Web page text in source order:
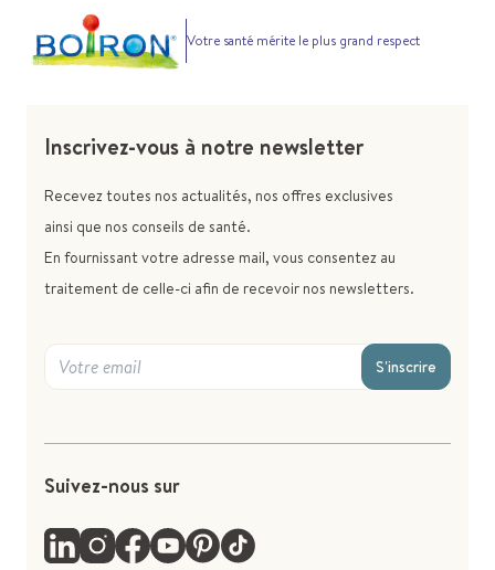
Votre santé mérite le plus grand respect
Inscrivez-vous à notre newsletter
Recevez toutes nos actualités, nos offres exclusives
ainsi que nos conseils de santé.
En fournissant votre adresse mail, vous consentez au
traitement de celle-ci afin de recevoir nos newsletters.
S'inscrire
Suivez-nous sur